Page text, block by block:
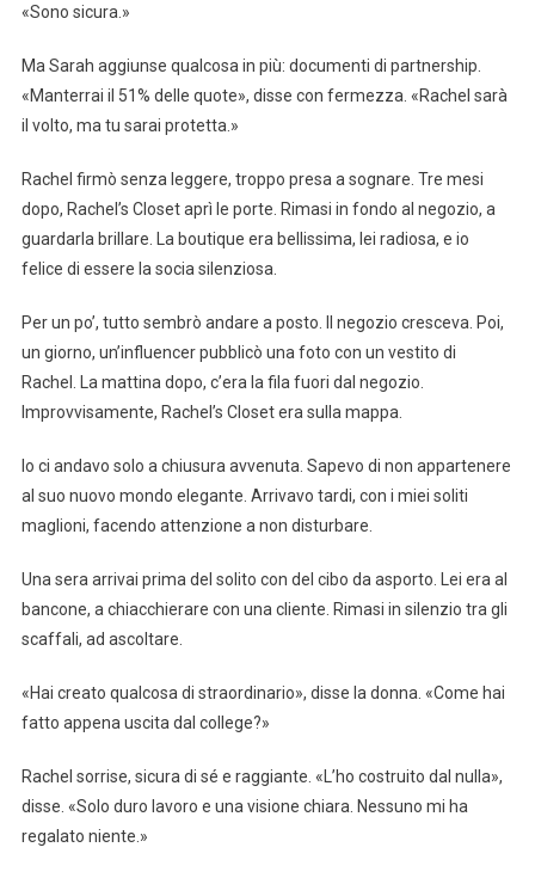
«Sono sicura.»
Ma Sarah aggiunse qualcosa in più: documenti di partnership.
«Manterrai il 51% delle quote», disse con fermezza. «Rachel sarà
il volto, ma tu sarai protetta.»
Rachel firmò senza leggere, troppo presa a sognare. Tre mesi
dopo, Rachel’s Closet aprì le porte. Rimasi in fondo al negozio, a
guardarla brillare. La boutique era bellissima, lei radiosa, e io
felice di essere la socia silenziosa.
Per un po’, tutto sembrò andare a posto. Il negozio cresceva. Poi,
un giorno, un’influencer pubblicò una foto con un vestito di
Rachel. La mattina dopo, c’era la fila fuori dal negozio.
Improvvisamente, Rachel’s Closet era sulla mappa.
Io ci andavo solo a chiusura avvenuta. Sapevo di non appartenere
al suo nuovo mondo elegante. Arrivavo tardi, con i miei soliti
maglioni, facendo attenzione a non disturbare.
Una sera arrivai prima del solito con del cibo da asporto. Lei era al
bancone, a chiacchierare con una cliente. Rimasi in silenzio tra gli
scaffali, ad ascoltare.
«Hai creato qualcosa di straordinario», disse la donna. «Come hai
fatto appena uscita dal college?»
Rachel sorrise, sicura di sé e raggiante. «L’ho costruito dal nulla»,
disse. «Solo duro lavoro e una visione chiara. Nessuno mi ha
regalato niente.»